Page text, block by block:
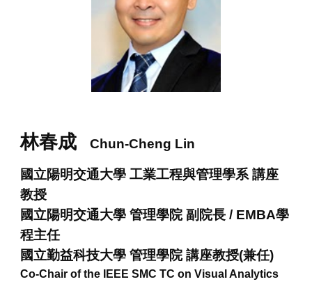
林春成 Chun-Cheng Lin
國立陽明交通大學 工業工程與管理學系 講座
教授
國立陽明交通大學 管理學院副院長 / EMBA學
程主任
國立勤益科技大學 管理學院講座教授(兼任)
Co-Chair of the
IEEE SMC TC on Visual Analytics